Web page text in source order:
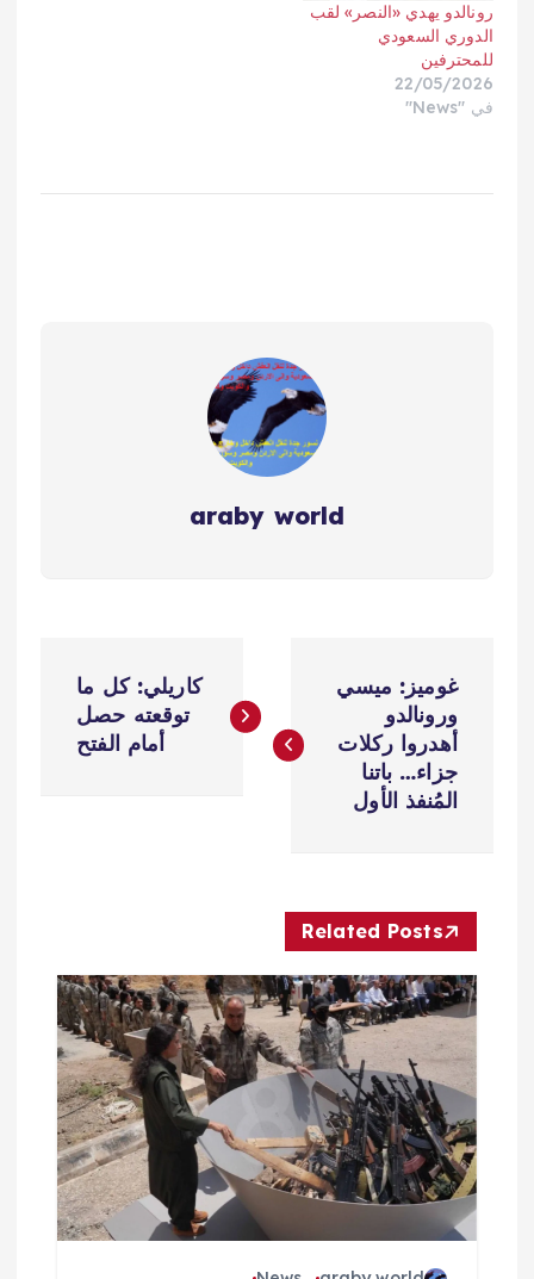
رونالدو يهدي «النصر» لقب
الدوري السعودي
للمحترفين
22/05/2026
في "News"
araby world
ص
م
ق
غوميز: ميسي
ورونالدو
أهدروا ركلات
جزاء… باتنا
المُنفذ الأول
كاريلي: كل ما
توقعته حصل
أمام الفتح
Related Posts